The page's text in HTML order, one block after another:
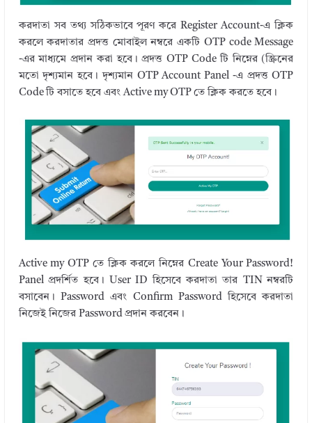
করদাতা সব তথ্য সঠিকভাবে পূরণ করে Register Account-এ ক্লিক
করলে করদাতার প্রদত্ত মোবাইল নম্বরে একটি OTP code Message
-এর মাধ্যমে প্রদান করা হবে। প্রদত্ত OTP Code টি নিম্নের (স্ক্রিনের
মতো দৃশ্যমান হবে। দৃশ্যমান OTP Account Panel -এ প্রদত্ত OTP
Code টি বসাতে হবে এবং Active my OTP তে ক্লিক করতে হবে।
Active my OTP তে ক্লিক করলে নিম্নের Create Your Password!
Panel প্রদর্শিত হবে। User ID হিসেবে করদাতা তার TIN নম্বরটি
বসাবেন। Password এবং Confirm Password হিসেবে করদাতা
নিজেই নিজের Password প্রদান করবেন।